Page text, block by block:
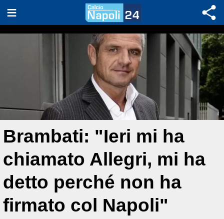
Brambati: "Ieri mi ha
chiamato Allegri, mi ha
detto perché non ha
firmato col Napoli"